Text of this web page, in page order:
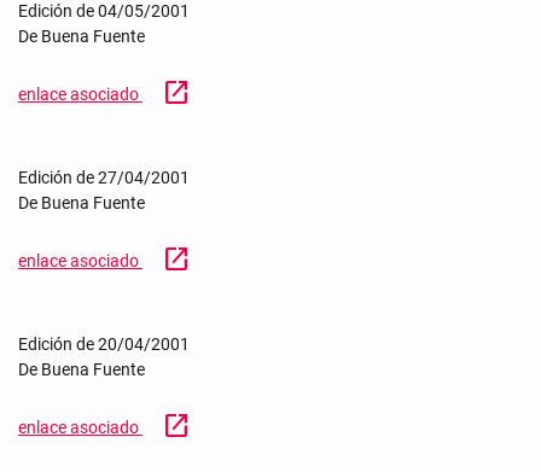
Edición de 04/05/2001
De Buena Fuente
enlace asociado open_in_new
Edición de 27/04/2001
De Buena Fuente
enlace asociado open_in_new
Edición de 20/04/2001
De Buena Fuente
enlace asociado open_in_new